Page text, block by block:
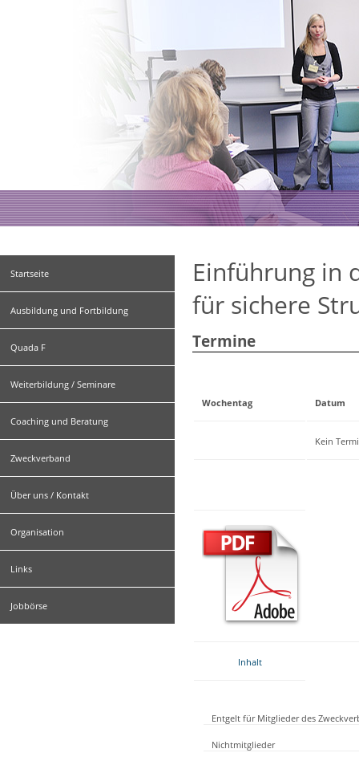
Startseite
Ausbildung und Fortbildung
Quada F
Weiterbildung / Seminare
Coaching und Beratung
Zweckverband
Über uns / Kontakt
Organisation
Links
Jobbörse
Einführung in
für sichere
Termine
Wochentag Datum
Kein
Inhalt
Entgelt für Mitglieder des
Nichtmitglieder